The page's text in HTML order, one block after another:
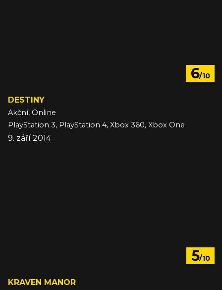
6/10
DESTINY
Akční, Online
PlayStation 3, PlayStation 4, Xbox 360, Xbox One
9. září 2014
5/10
KRAVEN MANOR